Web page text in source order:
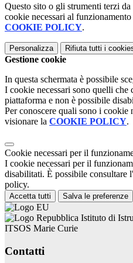
Questo sito o gli strumenti terzi
cookie necessari al
COOKIE POLICY.
Personalizza Rifiuta tutti i
Gestione cookie
In questa schermata è possibile
I cookie necessari sono quelli
piattaforma e non è possibile
Per conoscere quali sono i cookie
visionare la COOKIE POLICY.
Cookie necessari per il
I cookie necessari per il
disabilitati. È possibile consultare
policy.
Accetta tutti Salva le preferenze
Istituto di
ITSOS Marie Curie
Contatti